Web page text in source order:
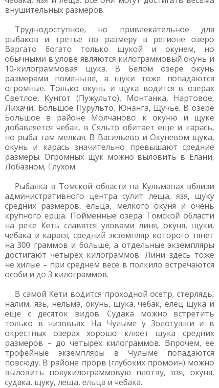
внушительных размеров.
Труднодоступное, но привлекательное для
рыбаков и третье по размеру в регионе озеро
Варгато богато только щукой и окунем, но
обычными в улове являются килограммовый окунь и
10-килограммовая щука. В Белом озере окунь
размерами поменьше, а щуки тоже попадаются
огромные. Только окунь и щука водится в озерах
Светлое, Кунгот (Пужульто), Монтанка, Нартовое,
Лихачи, Большое Пурульто, Юнанга, Щучье. В озере
Большое в районе Молчаново к окуню и щуке
добавляется чебак, в Сяльто обитает еще и карась,
но рыба там мелкая. В Васильево и Окуневом щука,
окунь и карась значительно превышают средние
размеры. Огромных щук можно выловить в Елани,
Лобазном, Глухом.
Рыбалка в Томской области на Кульманах вблизи
административного центра сулит леща, язя, щуку
средних размеров, ельца, мелкого окуня и очень
крупного ерша. Пойменные озера Томской области
на реке Кеть славятся уловами линя, окуня, щуки,
чебака и карася, средний экземпляр которого тянет
на 300 граммов и больше, а отдельные экземпляры
достигают четырех килограммов. Лини здесь тоже
не хилые – при среднем весе в полкило встречаются
особи и до 3 килограммов.
В самой Кети водится проходной осетр, стерлядь,
налим, язь, нельма, окунь, щука, чебак, елец щука и
еще с десяток видов. Судака можно встретить
только в низовьях. На Чулыме у Золотушки и в
окрестных озерах хорошо клюет щука средних
размеров – до четырех килограммов. Впрочем, ее
трофейные экземпляры в Чулыме попадаются
повсюду. В районе прорв (глубоких промоин) можно
выловить полукилограммовую плотву, язя, окуня,
судака, щуку, леща, ельца и чебака.